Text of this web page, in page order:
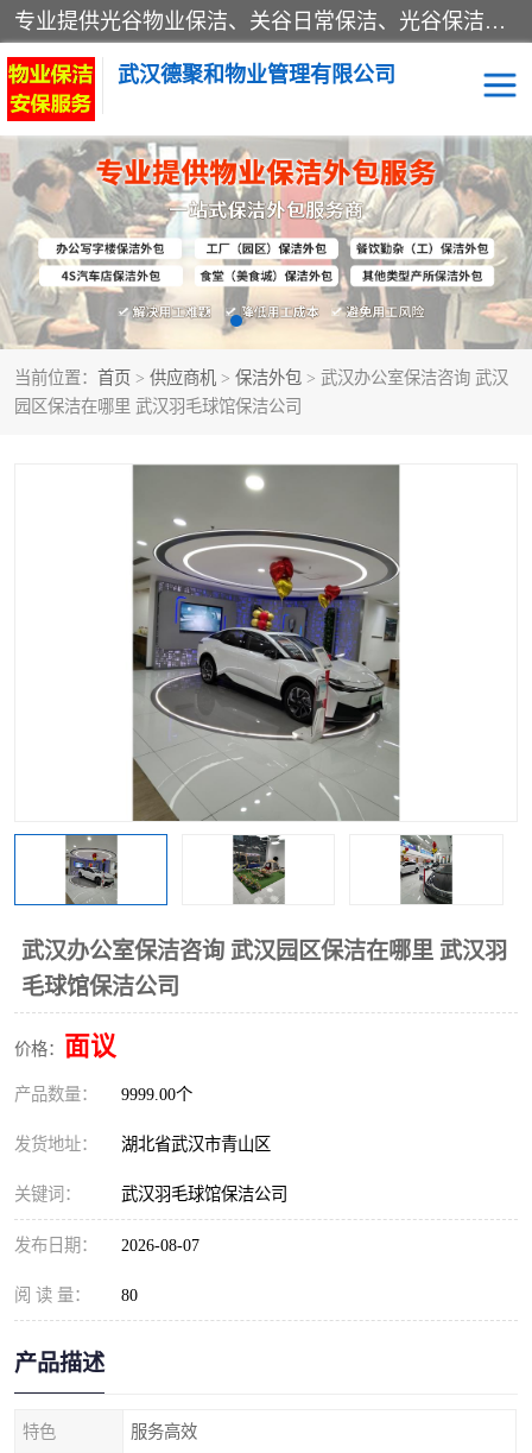
专业提供光谷物业保洁、关谷日常保洁、光谷保洁外包及武汉其他城区的单位日常保洁 武汉德聚和物业管理有限公司致力于打造中国专业物业保洁服务、日常保洁及其他保洁清洗外包服务。自公司成立以来提倡以先进的物业管理理念和模式经营，谋篇布局，以“至诚服务、精益求精、规范管理、锐意拓新”为质量方针，强化内部管理，为业主提供专业化、标准化和精细化的全方位物业服务，管理服务水平得到了广大业主和业内人士的一致好评。
武汉德聚和物业管理有限公司
当前位置： 首页 > 供应商机 > 保洁外包 > 武汉办公室保洁咨询 武汉
园区保洁在哪里 武汉羽毛球馆保洁公司
武汉办公室保洁咨询 武汉园区保洁在哪里 武汉羽
毛球馆保洁公司
价格： 面议
产品数量： 9999.00个
发货地址： 湖北省武汉市青山区
关键词： 武汉羽毛球馆保洁公司
发布日期： 2026-08-07
阅 读 量： 80
产品描述
特色 服务高效
保洁外包